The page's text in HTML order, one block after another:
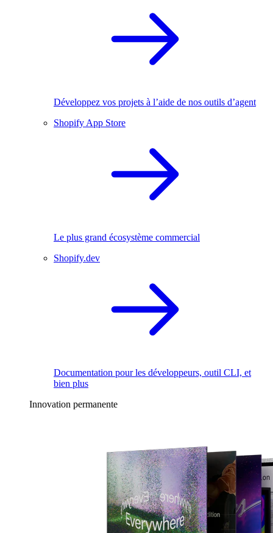
Développez vos projets à l’aide de nos outils d’agent
Shopify App Store
Le plus grand écosystème commercial
Shopify.dev
Documentation pour les développeurs, outil CLI, et
bien plus
Innovation permanente